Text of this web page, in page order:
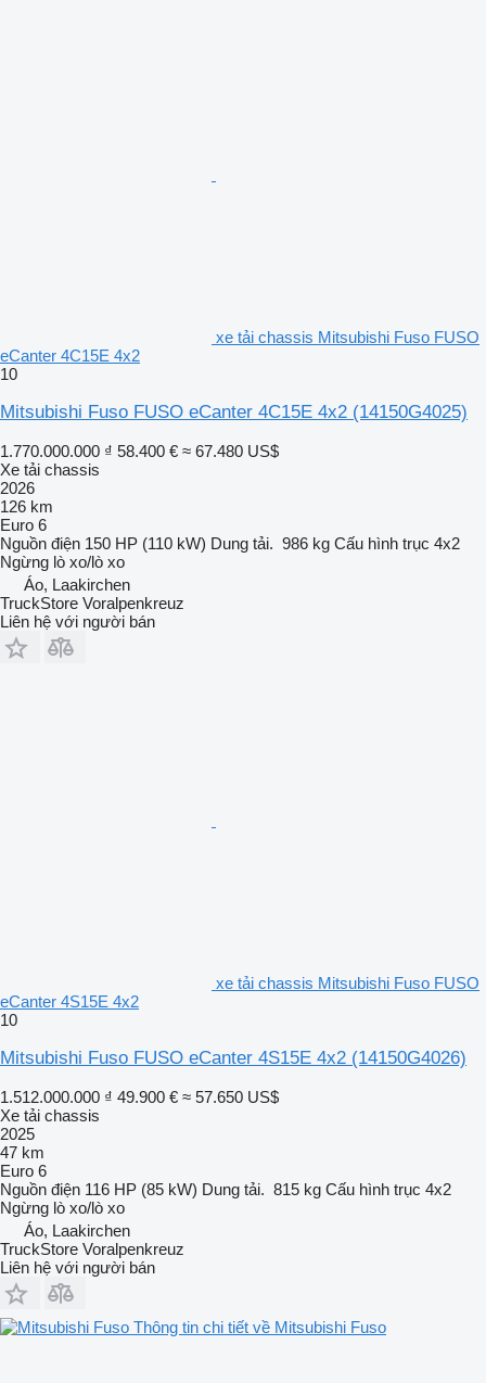
xe tải chassis Mitsubishi Fuso FUSO
eCanter 4C15E 4x2
10
Mitsubishi Fuso FUSO eCanter 4C15E 4x2 (14150G4025)
1.770.000.000 ₫ 58.400 € ≈ 67.480 US$
Xe tải chassis
2026
126 km
Euro 6
Nguồn điện 150 HP (110 kW) Dung tải. 986 kg Cấu hình trục 4x2
Ngừng lò xo/lò xo
Áo, Laakirchen
TruckStore Voralpenkreuz
Liên hệ với người bán
xe tải chassis Mitsubishi Fuso FUSO
eCanter 4S15E 4x2
10
Mitsubishi Fuso FUSO eCanter 4S15E 4x2 (14150G4026)
1.512.000.000 ₫ 49.900 € ≈ 57.650 US$
Xe tải chassis
2025
47 km
Euro 6
Nguồn điện 116 HP (85 kW) Dung tải. 815 kg Cấu hình trục 4x2
Ngừng lò xo/lò xo
Áo, Laakirchen
TruckStore Voralpenkreuz
Liên hệ với người bán
Thông tin chi tiết về Mitsubishi Fuso